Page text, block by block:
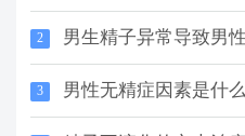
2 男生精子异常导致男
3 男性无精症因素是什么